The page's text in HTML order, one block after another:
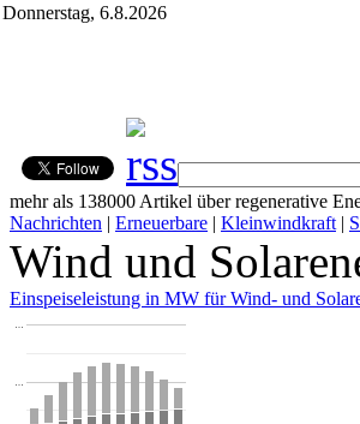
Donnerstag, 6.8.2026
mehr als 138000 Artikel über regenerative
Nachrichten | Erneuerbare | Kleinwindkraft |
Wind und
Einspeiseleistung in MW für Wind- und
…
…